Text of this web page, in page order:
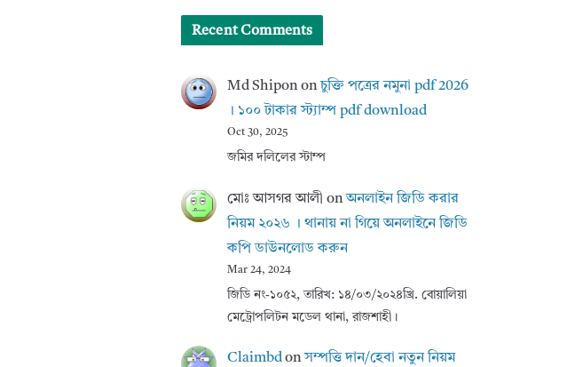
Recent Comments
Md Shipononচুক্তি পত্রের নমুনা pdf 2026
। ১০০ টাকার স্ট্যাম্প pdf download
Oct 30, 2025
জমির দলিলের স্টাম্প
মোঃ আসগর আলী onঅনলাইন জিডি করার
নিয়ম ২০২৬ । থানায় না গিয়ে অনলাইনে জিডি
কপি ডাউনলোড করুন
Mar 24, 2024
জিডি নং-১০৫২, তারিখ: ১৪/০৩/২০২৪খ্রি. বোয়ালিয়া
মেট্রোপলিটন মডেল থানা, রাজশাহী।
Claimbdonসম্পত্তি দান/হেবা নতুন নিয়ম